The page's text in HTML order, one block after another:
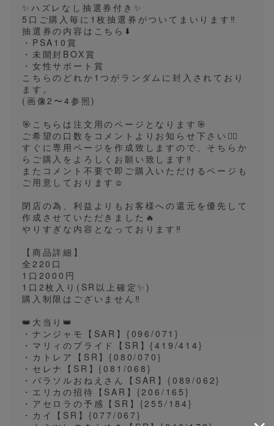
✨️ハズレなし抽選券付き✨️
5口ご購入毎に1枚抽選券がついてまいります‼️
抽選券の内容はこちら⬇️
・PSA10賞
・未開封BOX賞
・女性サポート賞
こちらのどれか1つがランダムに封入されており
ます。
(画像2〜4参照)
🎯こちらは注文用のページとなります🎯
ご希望の口数をコメントよりお知らせ下さい🙇‍♂️
すぐに専用ページを作成致しますので、そちらか
らご購入をよろしくお願い致します‼️
またコメント不要で即ご購入いただけるページも
ご用意しております☺️
閉店の為、利益よりもお客様への還元を優先して
作成させていただきました🔥
やりすぎな内容となっております‼️
【商品詳細】
全220口
1口2000円
1口2枚入り(SR以上確定✨️)
購入制限はございません‼️
👑大当り👑
・ナンジャモ【SAR】{096/071}
・マリィのプライド【SR】{419/414}
・カトレア【SR】{080/070}
・セレナ【SR】{081/068}
・パラソルおねえさん【SAR】{089/062}
・エリカの招待【SAR】{206/165}
・アセロラの予感【SR】{255/184}
・カイ【SR】{077/067}